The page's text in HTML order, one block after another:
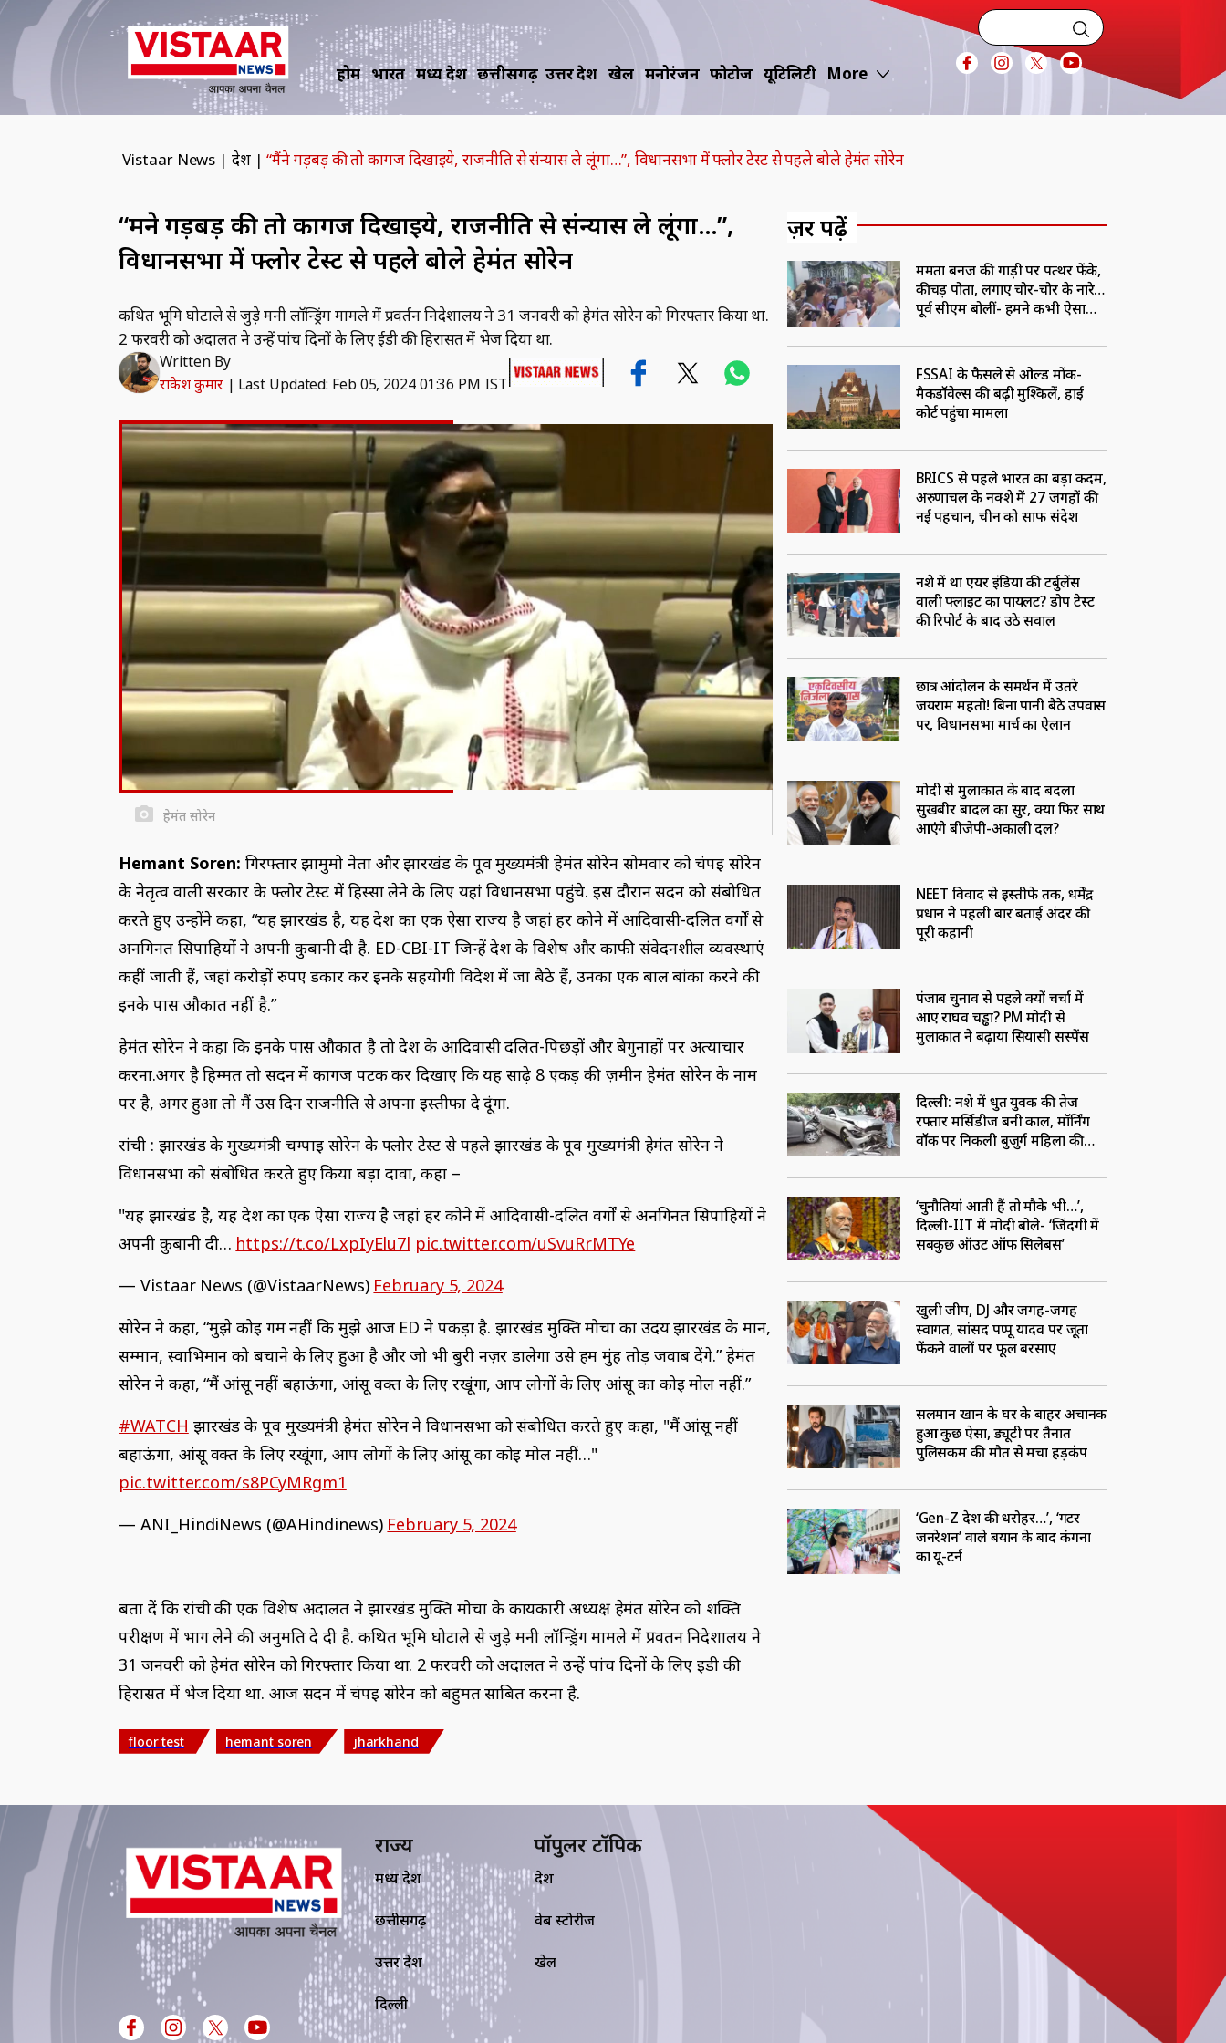
होम भारत मध्य प्रदेश छत्तीसगढ़ उत्तर प्रदेश खेल मनोरंजन फोटोज यूटिलिटी More
Vistaar News | देश | “मैंने गड़बड़ की तो कागज दिखाइये, राजनीति से संन्यास ले लूंगा…”, विधानसभा में फ्लोर टेस्ट से पहले बोले हेमंत सोरेन
“मैंने गड़बड़ की तो कागज दिखाइये, राजनीति से संन्यास ले लूंगा…”,
विधानसभा में फ्लोर टेस्ट से पहले बोले हेमंत सोरेन
कथित भूमि घोटाले से जुड़े मनी लॉन्ड्रिंग मामले में प्रवर्तन निदेशालय ने 31 जनवरी को हेमंत सोरेन को गिरफ्तार किया था.
2 फरवरी को अदालत ने उन्हें पांच दिनों के लिए ईडी की हिरासत में भेज दिया था.
Written By
राकेश कुमार| Last Updated: Feb 05, 2024 01:36 PM IST
हेमंत सोरेन
Hemant Soren: गिरफ्तार झामुमो नेता और झारखंड के पूर्व मुख्यमंत्री हेमंत सोरेन सोमवार को चंपई सोरेन
के नेतृत्व वाली सरकार के फ्लोर टेस्ट में हिस्सा लेने के लिए यहां विधानसभा पहुंचे. इस दौरान सदन को संबोधित
करते हुए उन्होंने कहा, “यह झारखंड है, यह देश का एक ऐसा राज्य है जहां हर कोने में आदिवासी-दलित वर्गों से
अनगिनत सिपाहियों ने अपनी कुर्बानी दी है. ED-CBI-IT जिन्हें देश के विशेष और काफी संवेदनशील व्यवस्थाएं
कहीं जाती हैं, जहां करोड़ों रुपए डकार कर इनके सहयोगी विदेश में जा बैठे हैं, उनका एक बाल बांका करने की
इनके पास औकात नहीं है.”
हेमंत सोरेन ने कहा कि इनके पास औकात है तो देश के आदिवासी दलित-पिछड़ों और बेगुनाहों पर अत्याचार
करना.अगर है हिम्मत तो सदन में कागज पटक कर दिखाए कि यह साढ़े 8 एकड़ की ज़मीन हेमंत सोरेन के नाम
पर है, अगर हुआ तो मैं उस दिन राजनीति से अपना इस्तीफा दे दूंगा.
रांची : झारखंड के मुख्यमंत्री चम्पाई सोरेन के फ्लोर टेस्ट से पहले झारखंड के पूर्व मुख्यमंत्री हेमंत सोरेन ने
विधानसभा को संबोधित करते हुए किया बड़ा दावा, कहा –
"यह झारखंड है, यह देश का एक ऐसा राज्य है जहां हर कोने में आदिवासी-दलित वर्गों से अनगिनत सिपाहियों ने
अपनी कुर्बानी दी… https://t.co/LxpIyElu7l pic.twitter.com/uSvuRrMTYe
— Vistaar News (@VistaarNews) February 5, 2024
सोरेन ने कहा, “मुझे कोई गम नहीं कि मुझे आज ED ने पकड़ा है. झारखंड मुक्ति मोर्चा का उदय झारखंड के मान,
सम्मान, स्वाभिमान को बचाने के लिए हुआ है और जो भी बुरी नज़र डालेगा उसे हम मुंह तोड़ जवाब देंगे.” हेमंत
सोरेन ने कहा, “मैं आंसू नहीं बहाऊंगा, आंसू वक्त के लिए रखूंगा, आप लोगों के लिए आंसू का कोई मोल नहीं.”
#WATCH झारखंड के पूर्व मुख्यमंत्री हेमंत सोरेन ने विधानसभा को संबोधित करते हुए कहा, "मैं आंसू नहीं
बहाऊंगा, आंसू वक्त के लिए रखूंगा, आप लोगों के लिए आंसू का कोई मोल नहीं…"
pic.twitter.com/s8PCyMRgm1
— ANI_HindiNews (@AHindinews) February 5, 2024
बता दें कि रांची की एक विशेष अदालत ने झारखंड मुक्ति मोर्चा के कार्यकारी अध्यक्ष हेमंत सोरेन को शक्ति
परीक्षण में भाग लेने की अनुमति दे दी है. कथित भूमि घोटाले से जुड़े मनी लॉन्ड्रिंग मामले में प्रवर्तन निदेशालय ने
31 जनवरी को हेमंत सोरेन को गिरफ्तार किया था. 2 फरवरी को अदालत ने उन्हें पांच दिनों के लिए ईडी की
हिरासत में भेज दिया था. आज सदन में चंपई सोरेन को बहुमत साबित करना है.
floor test hemant soren jharkhand
ज़रूर पढ़ें
ममता बनर्जी की गाड़ी पर पत्थर फेंके,
कीचड़ पोता, लगाए चोर-चोर के नारे…
पूर्व सीएम बोलीं- हमने कभी ऐसा
FSSAI के फैसले से ओल्ड मोंक-
मैकडॉवेल्स की बढ़ी मुश्किलें, हाई
कोर्ट पहुंचा मामला
BRICS से पहले भारत का बड़ा कदम,
अरुणाचल के नक्शे में 27 जगहों की
नई पहचान, चीन को साफ संदेश
नशे में था एयर इंडिया की टर्बुलेंस
वाली फ्लाइट का पायलट? डोप टेस्ट
की रिपोर्ट के बाद उठे सवाल
छात्र आंदोलन के समर्थन में उतरे
जयराम महतो! बिना पानी बैठे उपवास
पर, विधानसभा मार्च का ऐलान
मोदी से मुलाकात के बाद बदला
सुखबीर बादल का सुर, क्या फिर साथ
आएंगे बीजेपी-अकाली दल?
NEET विवाद से इस्तीफे तक, धर्मेंद्र
प्रधान ने पहली बार बताई अंदर की
पूरी कहानी
पंजाब चुनाव से पहले क्यों चर्चा में
आए राघव चड्ढा? PM मोदी से
मुलाकात ने बढ़ाया सियासी सस्पेंस
द‍िल्‍ली: नशे में धुत युवक की तेज
रफ्तार मर्सिडीज बनी काल, मॉर्निंग
वॉक पर निकली बुजुर्ग महिला की
‘चुनौतियां आती हैं तो मौके भी…’,
दिल्ली-IIT में मोदी बोले- ‘जिंदगी में
सबकुछ ऑउट ऑफ सिलेबस’
खुली जीप, DJ और जगह-जगह
स्‍वागत, सांसद पप्पू यादव पर जूता
फेंकने वालों पर फूल बरसाए
सलमान खान के घर के बाहर अचानक
हुआ कुछ ऐसा, ड्यूटी पर तैनात
पुलिसकर्मी की मौत से मचा हड़कंप
‘Gen-Z देश की धरोहर…’, ‘गटर
जनरेशन’ वाले बयान के बाद कंगना
का यू-टर्न
राज्य
मध्य प्रदेश
छत्तीसगढ़
उत्तर प्रदेश
दिल्ली
पॉपुलर टॉपिक
देश
वेब स्टोरीज
खेल